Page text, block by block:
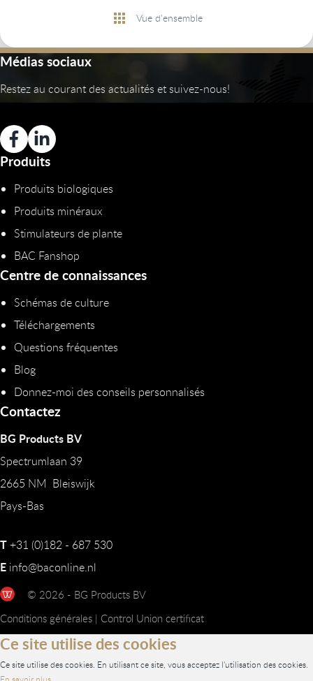
Vue d'ensemble
Médias sociaux
Restez au courant des actualités et suivez-nous!
Produits
Produits biologiques
Produits minéraux
Stimulateurs de plante
BAC Fanshop
Centre de connaissances
Schémas de culture
Téléchargements
Questions fréquentes
Blog
Donnez-moi des conseils personnalisés
Contactez
BG Products BV
Spectrumlaan 39
2665 NM Bleiswijk
Pays-Bas
T+31 (0)182 - 687 530
E info@baconline.nl
© 2026 - BG Products BV
Conditions générales | Control Union certificat
Ce site utilise des cookies
Ce site utilise des cookies. En utilisant ce site, vous acceptez l'utilisation des cookies.